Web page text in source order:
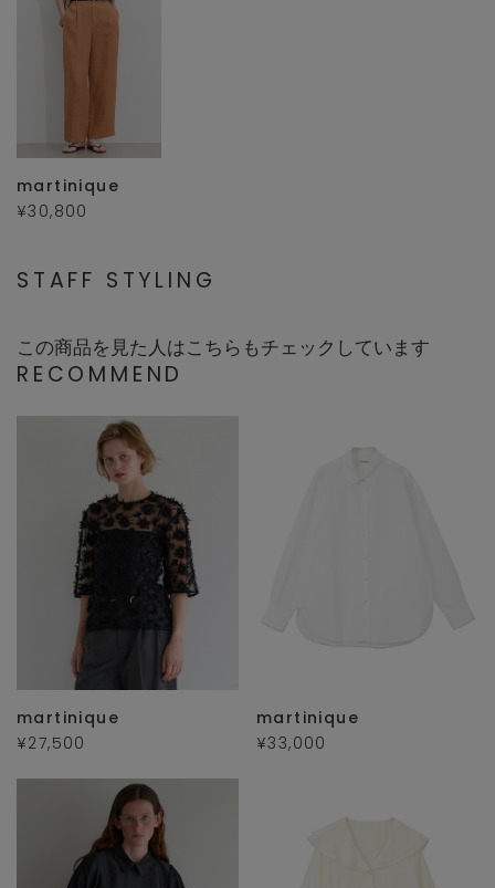
martinique
¥30,800
STAFF STYLING
この商品を見た人はこちらもチェックしています
RECOMMEND
martinique
¥27,500
martinique
¥33,000